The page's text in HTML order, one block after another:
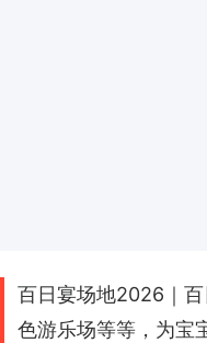
百日宴场地2026｜
色游乐场等等，为宝